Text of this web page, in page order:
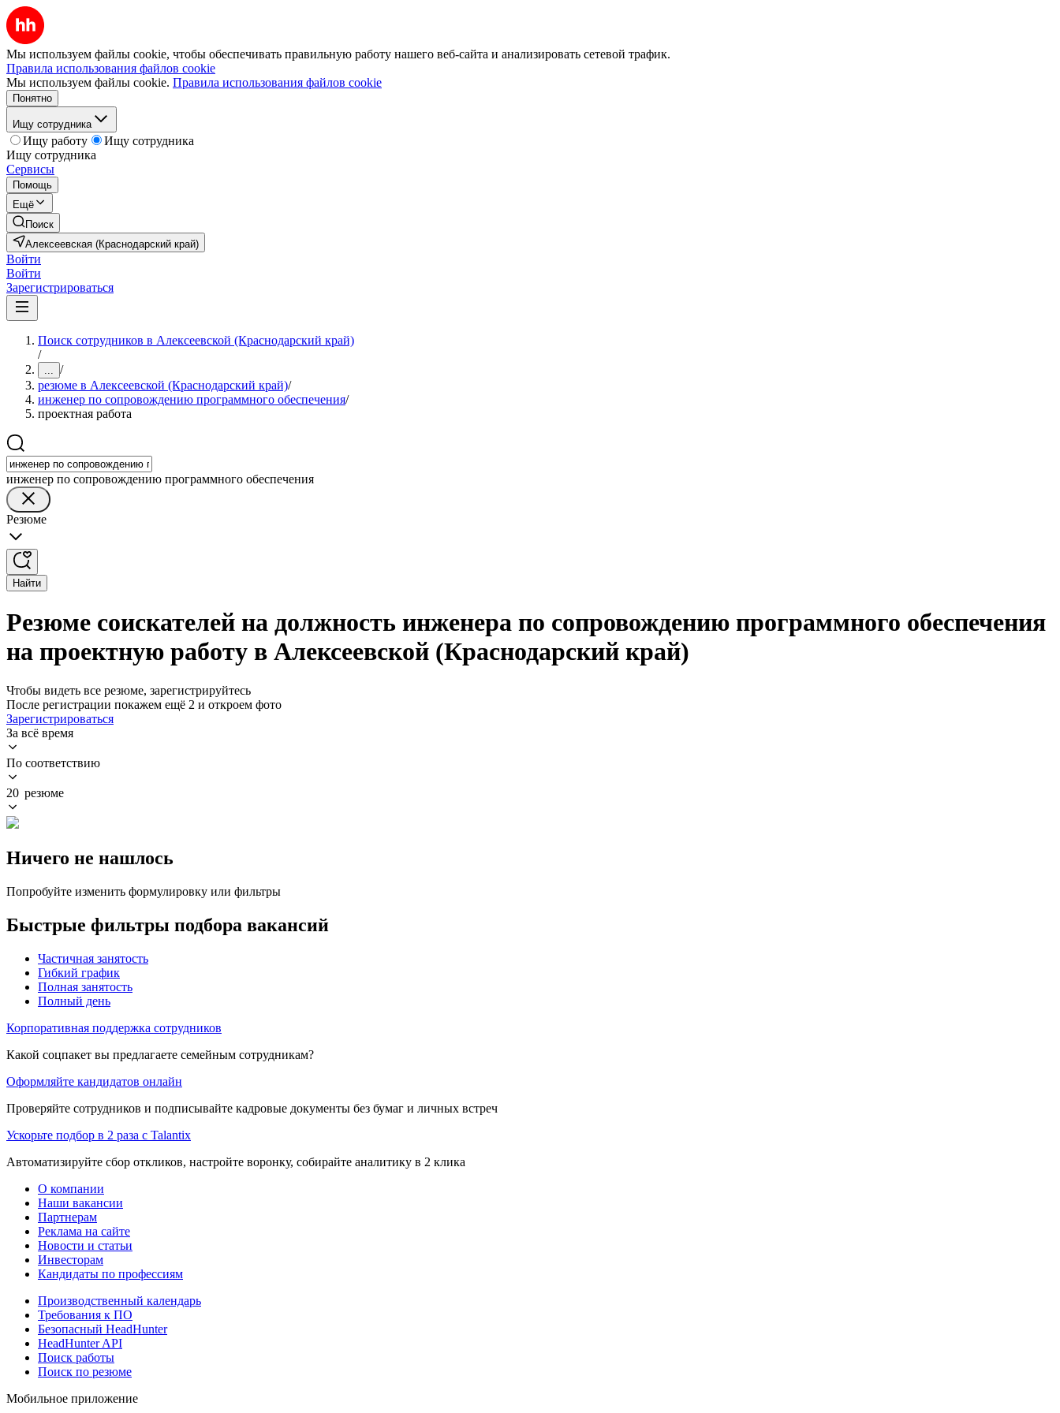
Мы используем файлы cookie, чтобы обеспечивать правильную работу нашего веб-сайта и анализировать сетевой трафик.
Правила использования файлов cookie
Мы используем файлы cookie. Правила использования файлов cookie
Понятно
Ищу сотрудника
Ищу работу
Ищу сотрудника
Ищу сотрудника
Сервисы
Помощь
Ещё
Поиск
Алексеевская (Краснодарский край)
Войти
Войти
Зарегистрироваться
Поиск сотрудников в Алексеевской (Краснодарский край)
/
... /
резюме в Алексеевской (Краснодарский край)/
инженер по сопровождению программного обеспечения/
проектная работа
инженер по сопровождению программного обеспечения
Резюме
Найти
Резюме соискателей на должность инженера по сопровождению программного обеспечения
на проектную работу в Алексеевской (Краснодарский край)
Чтобы видеть все резюме, зарегистрируйтесь
После регистрации покажем ещё 2 и откроем фото
Зарегистрироваться
За всё время
По соответствию
20 резюме
Ничего не нашлось
Попробуйте изменить формулировку или фильтры
Быстрые фильтры подбора вакансий
Частичная занятость
Гибкий график
Полная занятость
Полный день
Корпоративная поддержка сотрудников
Какой соцпакет вы предлагаете семейным сотрудникам?
Оформляйте кандидатов онлайн
Проверяйте сотрудников и подписывайте кадровые документы без бумаг и личных встреч
Ускорьте подбор в 2 раза с Talantix
Автоматизируйте сбор откликов, настройте воронку, собирайте аналитику в 2 клика
О компании
Наши вакансии
Партнерам
Реклама на сайте
Новости и статьи
Инвесторам
Кандидаты по профессиям
Производственный календарь
Требования к ПО
Безопасный HeadHunter
HeadHunter API
Поиск работы
Поиск по резюме
Мобильное приложение